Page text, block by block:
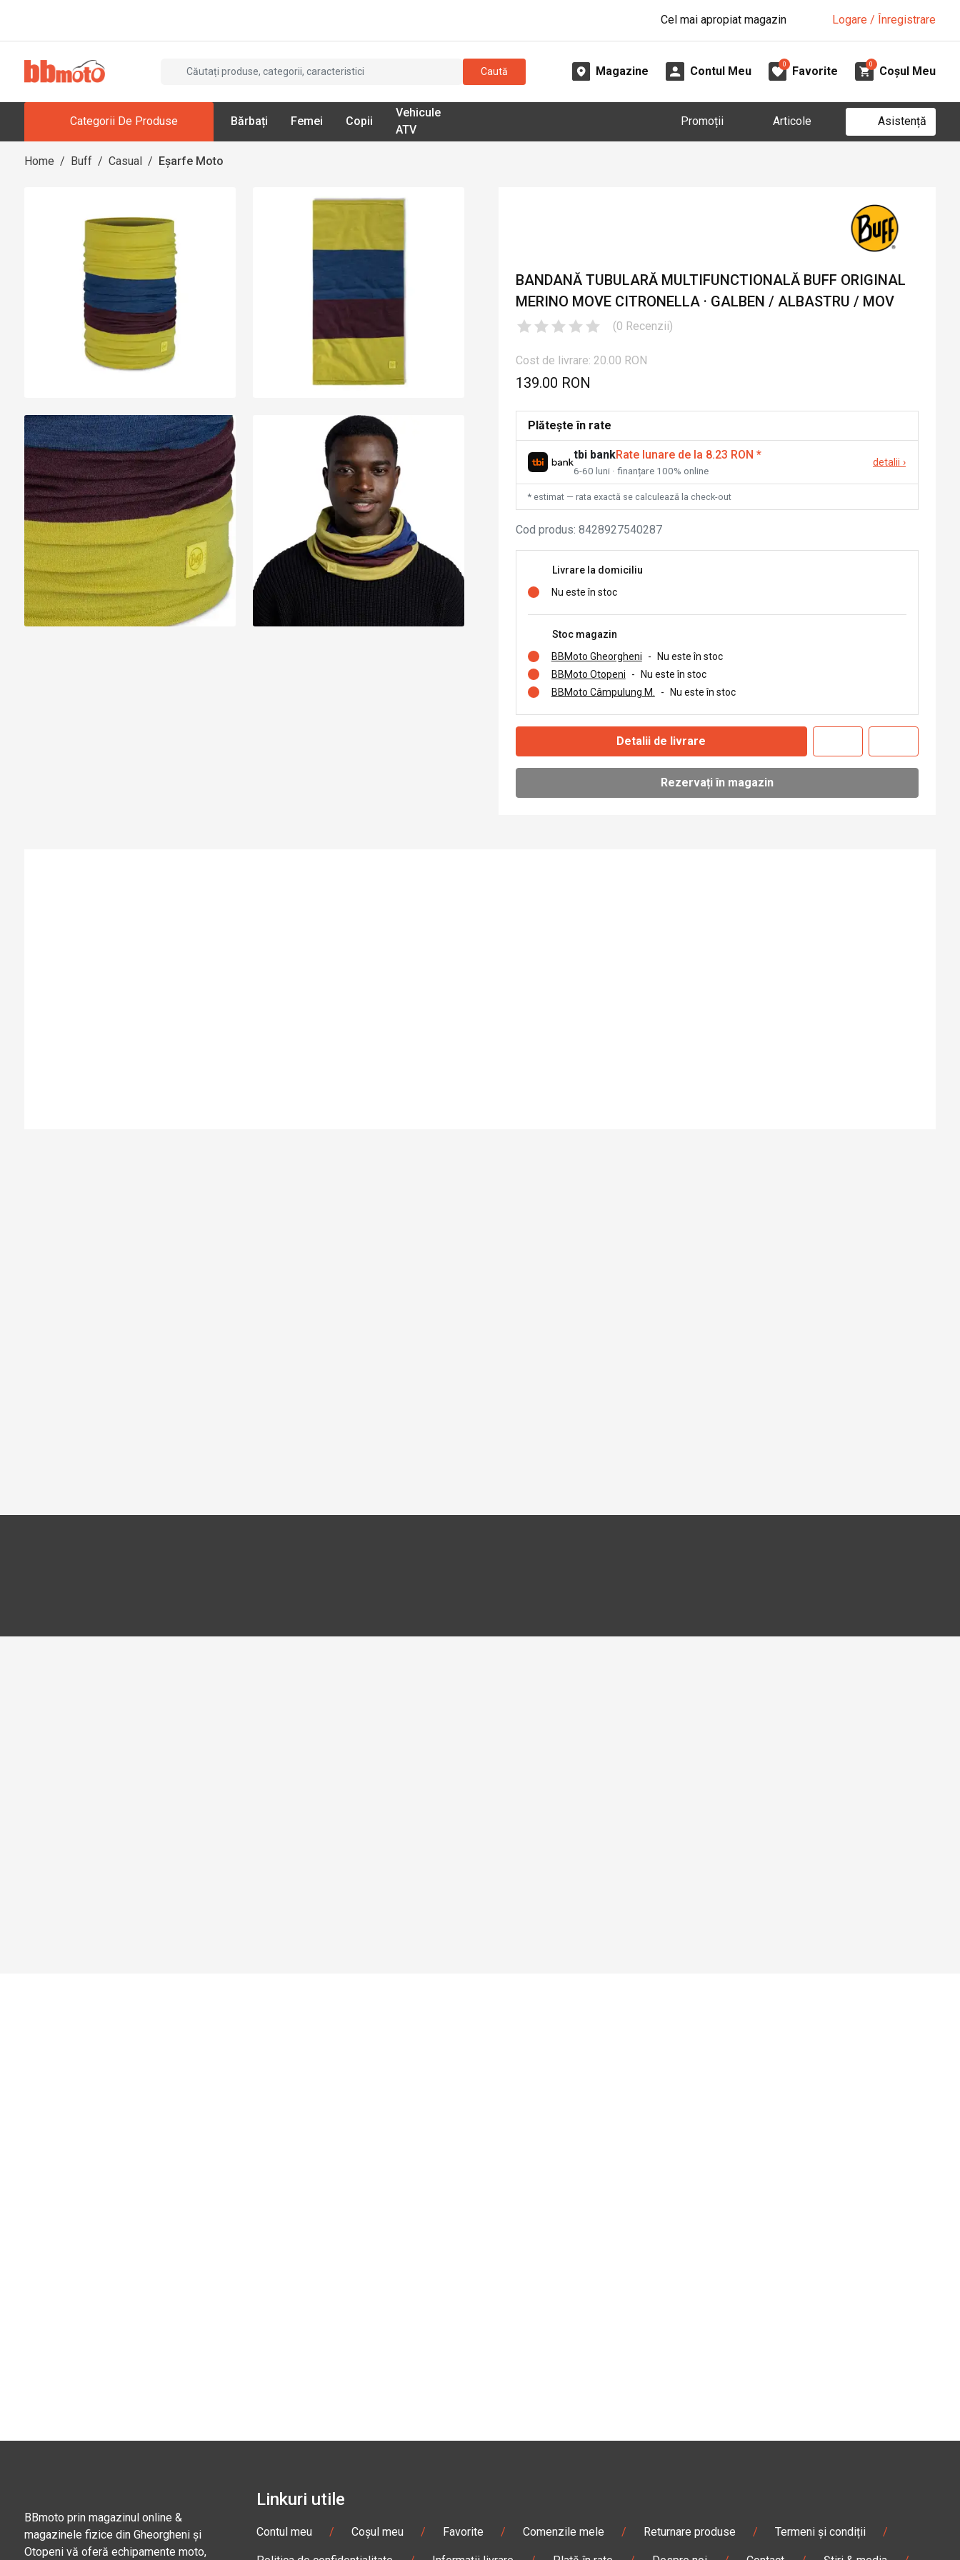
Cel mai apropiat magazin Logare / Înregistrare
Caută Magazine Contul Meu
0
Favorite
0
Coșul Meu
Categorii De Produse Bărbați Femei Copii
Vehicule
ATV
Promoții Articole Asistență
Home / Buff / Casual / Eșarfe Moto
BANDANĂ TUBULARĂ MULTIFUNCTIONALĂ BUFF ORIGINAL
MERINO MOVE CITRONELLA · GALBEN / ALBASTRU / MOV
(0 Recenzii)
Cost de livrare: 20.00 RON
139.00 RON
Plătește în rate
tbi bankRate lunare de la 8.23 RON *
6-60 luni · finanțare 100% online
detalii ›
* estimat — rata exactă se calculează la check-out
Cod produs: 8428927540287
Livrare la domiciliu
Nu este în stoc
Stoc magazin
BBMoto Gheorgheni
-
Nu este în stoc
BBMoto Otopeni
-
Nu este în stoc
BBMoto Câmpulung M.
- Nu este în stoc
Detalii de livrare
Rezervați în magazin
BBmoto prin magazinul online &
magazinele fizice din Gheorgheni și
Otopeni vă oferă echipamente moto,
Linkuri utile
Contul meu / Coșul meu / Favorite / Comenzile mele / Returnare produse / Termeni și condiții /